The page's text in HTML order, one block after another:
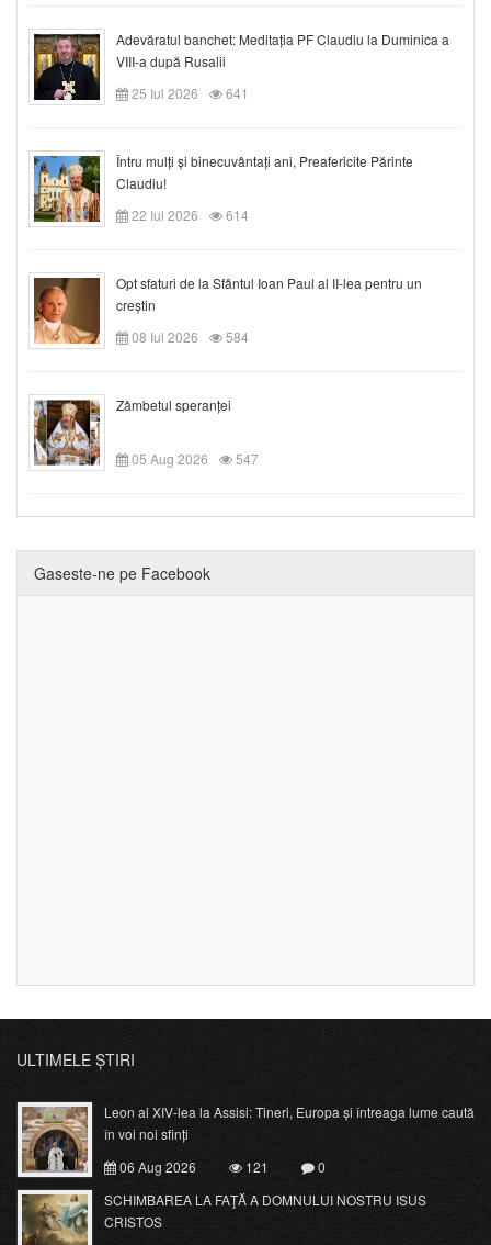
Adevăratul banchet: Meditația PF Claudiu la Duminica a
VIII-a după Rusalii
25 Iul 2026
641
Întru mulți și binecuvântați ani, Preafericite Părinte
Claudiu!
22 Iul 2026
614
Opt sfaturi de la Sfântul Ioan Paul al II-lea pentru un
creștin
08 Iul 2026
584
Zâmbetul speranței
05 Aug 2026 547
Gaseste-ne pe Facebook
ULTIMELE ȘTIRI
Leon al XIV-lea la Assisi: Tineri, Europa și întreaga lume caută
în voi noi sfinți
06 Aug 2026
121
0
SCHIMBAREA LA FAŢĂ A DOMNULUI NOSTRU ISUS
CRISTOS